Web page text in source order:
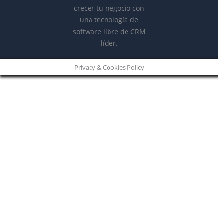
Privacy & Cookies Policy